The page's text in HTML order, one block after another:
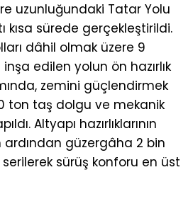
uzunluğundaki Tatar Yolu
kısa sürede gerçekleştirildi.
dâhil olmak üzere 9
edilen yolun ön hazırlık
zemini güçlendirmek
ton taş dolgu ve mekanik
Altyapı hazırlıklarının
ardından güzergâha 2 bin
sürüş konforu en üst